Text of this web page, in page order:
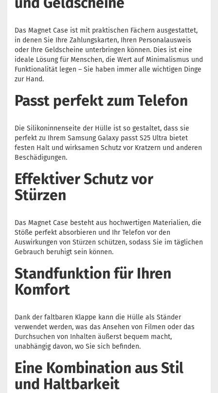
Das Magnet Case ist mit praktischen Fächern ausgestattet,
in denen Sie Ihre Zahlungskarten, Ihren Personalausweis
oder Ihre Geldscheine unterbringen können. Dies ist eine
ideale Lösung für Menschen, die Wert auf Minimalismus und
Funktionalität legen – Sie haben immer alle wichtigen Dinge
zur Hand.
Passt perfekt zum Telefon
Die Silikoninnenseite der Hülle ist so gestaltet, dass sie
perfekt zu Ihrem Samsung Galaxy passt S25 Ultra bietet
festen Halt und wirksamen Schutz vor Kratzern und anderen
Beschädigungen.
Effektiver Schutz vor
Stürzen
Das Magnet Case besteht aus hochwertigen Materialien, die
Stöße perfekt absorbieren und Ihr Telefon vor den
Auswirkungen von Stürzen schützen, sodass Sie im täglichen
Gebrauch beruhigt sein können.
Standfunktion für Ihren
Komfort
Dank der faltbaren Klappe kann die Hülle als Ständer
verwendet werden, was das Ansehen von Filmen oder das
Durchsuchen von Inhalten äußerst bequem macht,
unabhängig davon, wo Sie sich befinden.
Eine Kombination aus Stil
und Haltbarkeit